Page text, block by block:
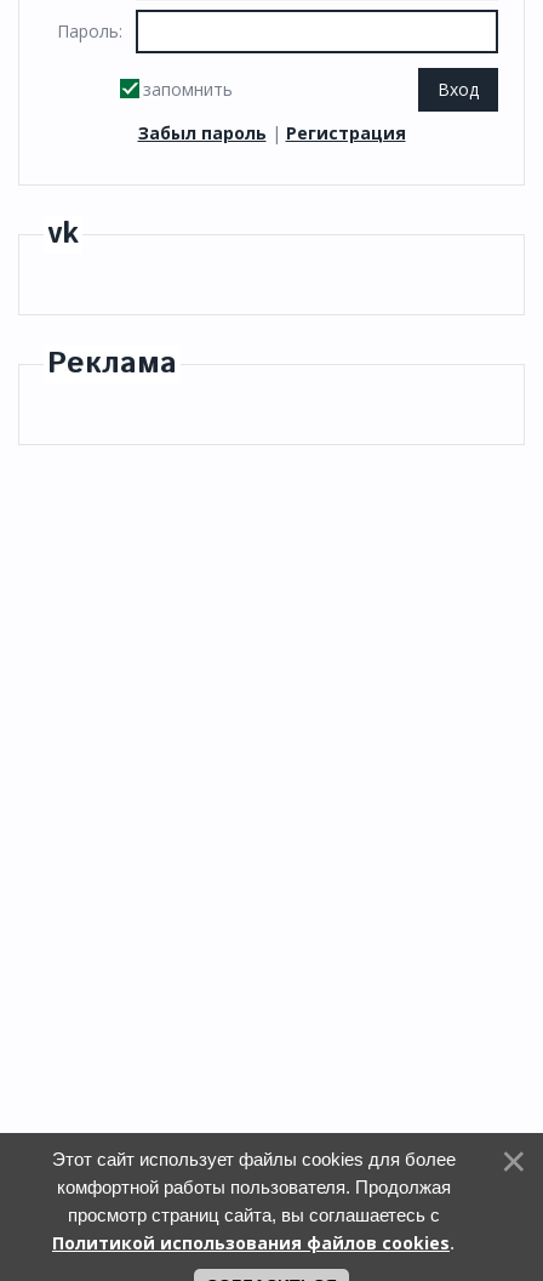
Пароль:
запомнить
Забыл пароль | Регистрация
vk
Реклама
Этот сайт использует файлы cookies для более
комфортной работы пользователя. Продолжая
просмотр страниц сайта, вы соглашаетесь с
Политикой использования файлов cookies.